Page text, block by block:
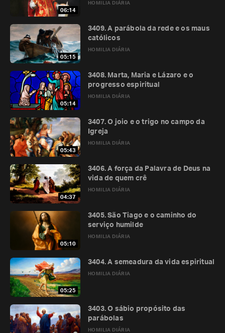
06:14
HOMILIA DIÁRIA
05:15
HOMILIA DIÁRIA
3409. A parábola da rede e os maus
católicos
05:14
HOMILIA DIÁRIA
3408. Marta, Maria e Lázaro e o
progresso espiritual
05:43
HOMILIA DIÁRIA
3407. O joio e o trigo no campo da
Igreja
04:37
HOMILIA DIÁRIA
3406. A força da Palavra de Deus na
vida de quem crê
05:10
HOMILIA DIÁRIA
3405. São Tiago e o caminho do
serviço humilde
05:25
HOMILIA DIÁRIA
3404. A semeadura da vida espiritual
HOMILIA DIÁRIA
3403. O sábio propósito das
parábolas